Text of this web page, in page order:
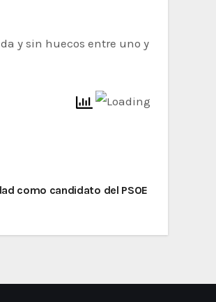
y sin huecos entre uno y
como candidato del PSOE